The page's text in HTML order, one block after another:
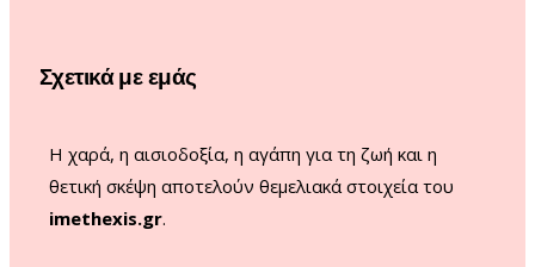
Σχετικά με εμάς
Η χαρά, η αισιοδοξία, η αγάπη για τη ζωή και η
θετική σκέψη αποτελούν θεμελιακά στοιχεία του
imethexis.gr.